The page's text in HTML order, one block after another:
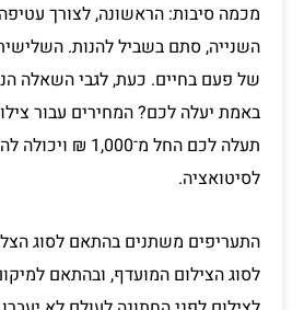
מכמה סיבות: הראשונה, לצורך
השנייה, סתם בשביל להנות.
של פעם בחיים. כעת, לגבי השאלה
באמת יעלה לכם? המחירים עבור
תעלה לכם החל
לסיטואציה.
התעריפים משתנים בהתאם לסוג
לסוג הצילום המועדף, ובהתאם